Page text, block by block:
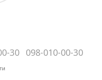
30 098-010-00-30